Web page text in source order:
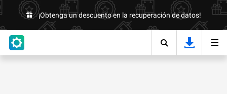
¡Obtenga un descuento en la recuperación de datos!